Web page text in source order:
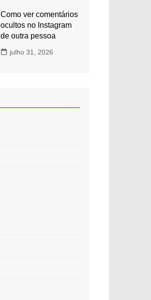
Como ver comentários
ocultos no Instagram
de outra pessoa
julho 31, 2026